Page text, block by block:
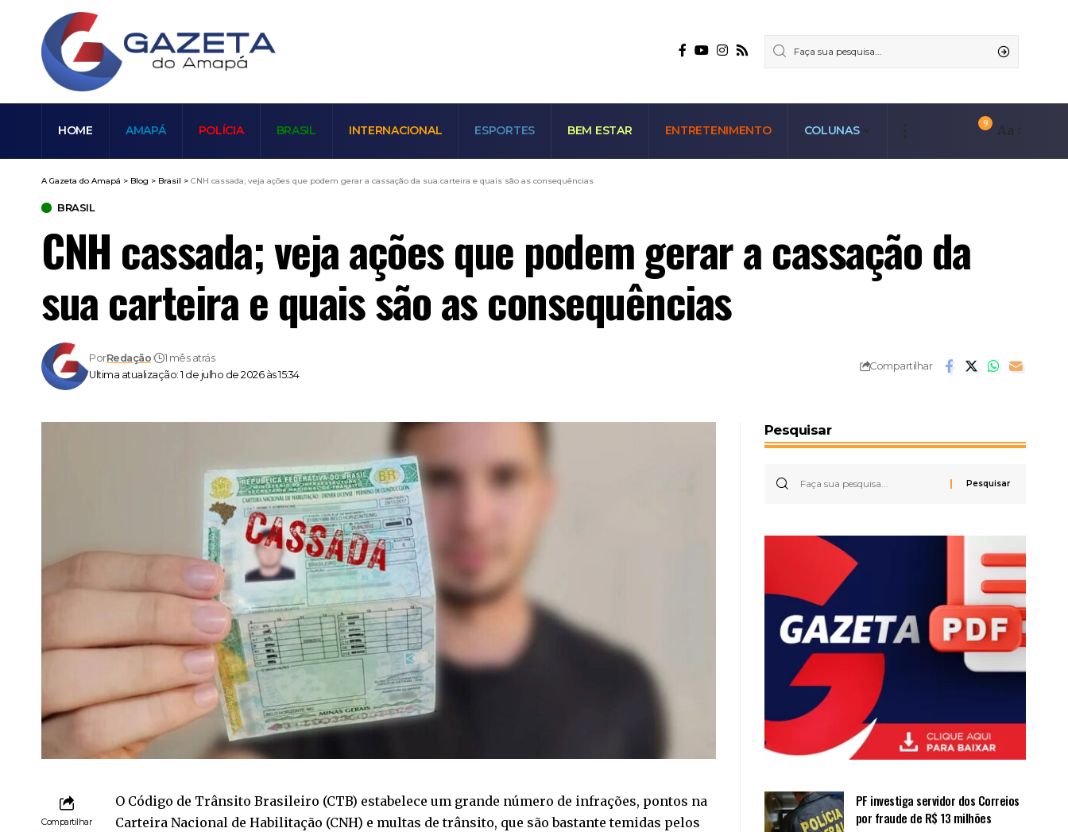
HOME AMAPÁ POLÍCIA BRASIL INTERNACIONAL ESPORTES BEM ESTAR ENTRETENIMENTO COLUNAS
9 Aa
A Gazeta do Amapá > Blog > Brasil > CNH cassada; veja ações que podem gerar a cassação da sua carteira e quais são as consequências
BRASIL
CNH cassada; veja ações que podem gerar a cassação da
sua carteira e quais são as consequências
Ultima atualização: 1 de julho de 2026 às 15:34
PorRedação 1 mês atrás
Compartilhar
Compartilhar
O Código de Trânsito Brasileiro (CTB) estabelece um grande número de infrações, pontos na
Carteira Nacional de Habilitação (CNH) e multas de trânsito, que são bastante temidas pelos
Pesquisar
PF investiga servidor dos Correios
por fraude de R$ 13 milhões